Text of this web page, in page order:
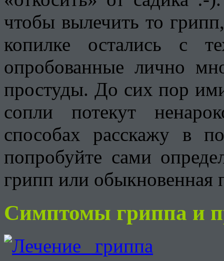
чтобы вылечить то
копилке остались с
опробованные лично
простуды. До сих пор
сопли потекут
способах расскажу в
попробуйте сами
грипп или обыкновенная
Симптомы гриппа и